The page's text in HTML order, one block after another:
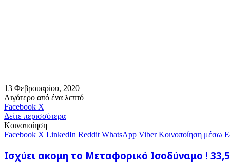
13 Φεβρουαρίου, 2020
Λιγότερο από ένα λεπτό
Facebook X
μέσω
E-
mail
Δείτε περισσότερα
Κοινοποίηση
Facebook X LinkedIn Reddit WhatsApp Viber Κοινοποίηση μέσω
Ισχύει
Ισχύει ακομη το Μεταφορικό Ισοδύναμο !